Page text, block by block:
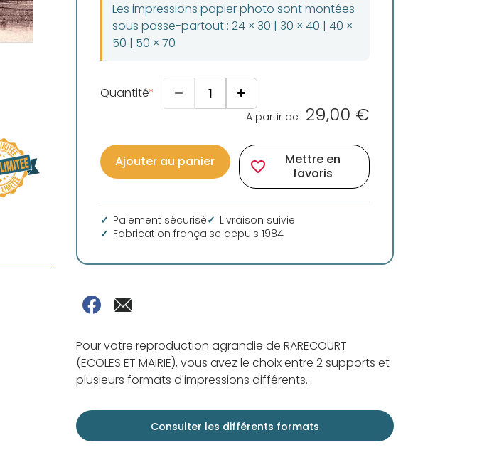
Les impressions papier photo sont montées
sous passe-partout : 24 × 30 | 30 × 40 | 40 ×
50 | 50 × 70
Quantité
A partir de 29,00 €
Ajouter au panier favorite_border
Mettre en
favoris
Paiement sécurisé
Livraison suivie
Fabrication française depuis 1984
Pour votre reproduction agrandie de RARECOURT
(ECOLES ET MAIRIE), vous avez le choix entre 2 supports et
plusieurs formats d'impressions différents.
Consulter les différents formats